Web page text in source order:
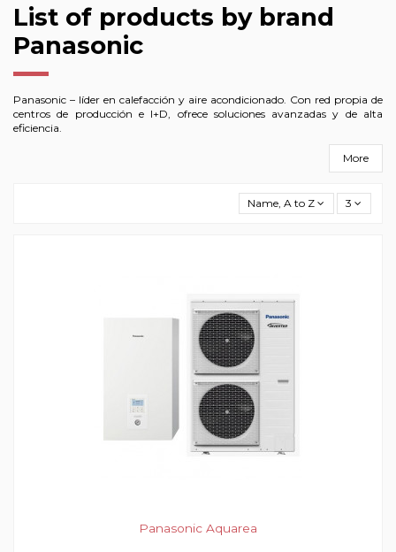
List of products by brand
Panasonic
Panasonic – líder en calefacción y aire acondicionado. Con red propia de
centros de producción e I+D, ofrece soluciones avanzadas y de alta
eficiencia.
More
Name, A to Z 3
Panasonic Aquarea